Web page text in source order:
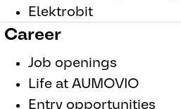
Elektrobit
Career
Job openings
Life at AUMOVIO
Entry opportunities